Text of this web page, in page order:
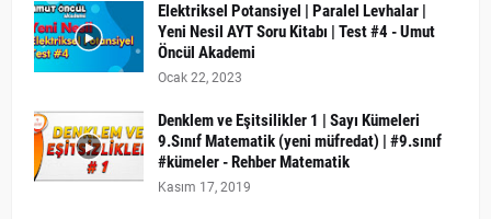
Elektriksel Potansiyel | Paralel Levhalar |
Yeni Nesil AYT Soru Kitabı | Test #4 - Umut
Öncül Akademi
Ocak 22, 2023
Denklem ve Eşitsilikler 1 | Sayı Kümeleri
9.Sınıf Matematik (yeni müfredat) | #9.sınıf
#kümeler - Rehber Matematik
Kasım 17, 2019